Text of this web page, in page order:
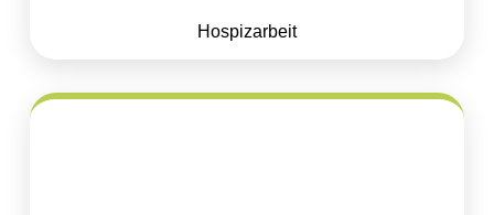
Hospizarbeit